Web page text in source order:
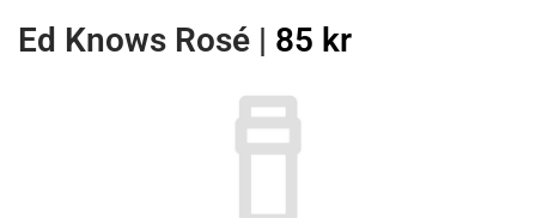
Ed Knows Rosé | 85 kr